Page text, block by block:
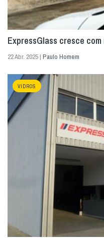
ExpressGlass cresce
22 Abr. 2025 | Paulo Homem
VIDROS